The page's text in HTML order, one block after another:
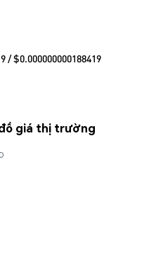
/ $0.000000000188419
đồ giá thị trường